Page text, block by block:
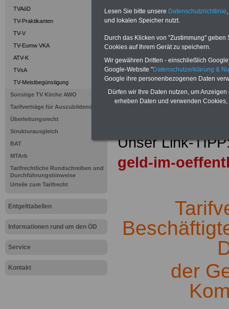
TVAöD
TV-Praktikanten
TV-V
TV-Eumw VKA
ATV-K
TVsA
TV-Meistbegünstigung
Sonstige TV Kirche AWO
Tarifverträge für Auszubildende
Überleitungsrecht
Strukturausgleich
BAT
MTArb
Tarifrechtliche Rundschreiben und
Durchführungshinweise
Urteile zum Tarifrecht
Entgelttabellen
Informationen rund um den ÖD
Service
Kontakt
direkt zur weiterführenden
mehrere OnlineBücher bzw.
und Ländern,
Nebentätig-keitsrecht für
wir ausgewählte Links, z.B.
Teilzeitantrag usw.>>>hier
Hier den
Sigma
Unser Link-
geld-im-
der
Lesen Sie bitte unsere Datenschutzrichtlinie
und lokalen Speicher nutzt.
Durch das Klicken von "Zustimmung"
Cookies auf Ihrem Gerät zu speichern.
Wir gewähren Dritten - einschließlich
Google-Website "Datenschutzerklärung &
Google ihre personenbezogenen Daten
Dürfen wir Ihre Daten nutzen, um
erheben Daten und verwenden